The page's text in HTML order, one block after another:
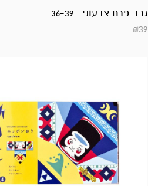
גרב פרח צבעוני | 36-39
₪39